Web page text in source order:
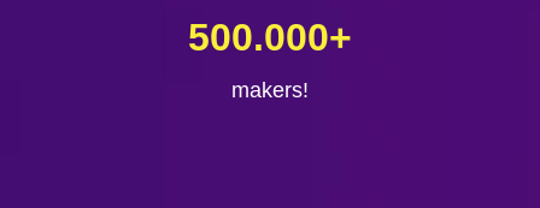
makers!
500.000+